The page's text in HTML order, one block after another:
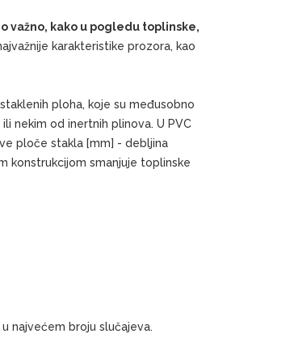
važno, kako u pogledu toplinske,
karakteristike prozora, kao
ploha, koje su međusobno
nekim od inertnih plinova. U PVC
ploče stakla [mm] - debljina
konstrukcijom smanjuje toplinske
najvećem broju slučajeva.